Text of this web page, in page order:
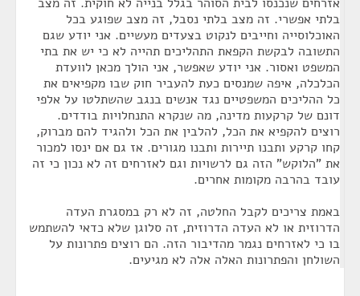
בלתי אפשרי. זה מצב בלתי נסבל, זה מצב שפוגע בכל
האוכלוסייה וחייבים לנקוט בצעדים מעשיים. אני יודע שגם
התשובה לבקשת הקפאת התהליכים תהייה לא כי יש את בתי
המשפט ואסור. אני יודע שאפשר, אני הולך מכאן לוועדת
הכלכלה, איפה שמנסים כעת להעביר חוק שבו מקפיאים את
כל ההליכים המשפטיים נגד אנשים בנגב שהשתלטו על אלפי
דונם של קרקעות מדינה, מה שנקרא התנחלויות בודדים.
רוצים להקפיא את הכל, להלבין את הכל ולהגיד להם מברוק,
קחו קרקע ותבנו תיירות ותבנו מגורים. אז גם אם ינסו למכור
את "הלוקש" הזה גם לרשויות וגם לאזרחים זה לא נכון כי זה
עובד בהרבה מקומות אחרים.
באמת צריכים לקבל החלטה, זה לא רק במסגרת העדה
הדרוזית או לא העדה הדרוזית, זה סלוגן שלא כדאי להשתמש
בו כי לאזרחים נגמר מהדיבור הזה. הם רוצים פתרונות על
השולחן והפתרונות האלה אלה לא מגיעים.